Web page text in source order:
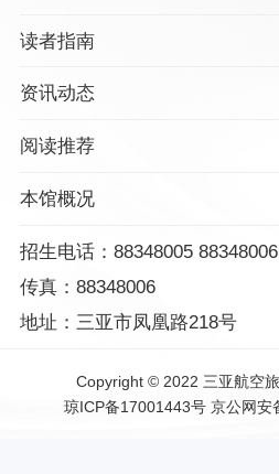
读者指南
资讯动态
阅读推荐
本馆概况
招生电话：88348005 88348006
传真：88348006
地址：三亚市凤凰路218号
Copyright © 2022 三亚航空
琼ICP备17001443号 京公网安